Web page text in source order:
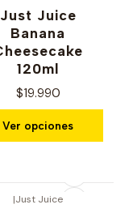
Just Juice
Banana
120ml
$19.990
Ver opciones
|Just Juice